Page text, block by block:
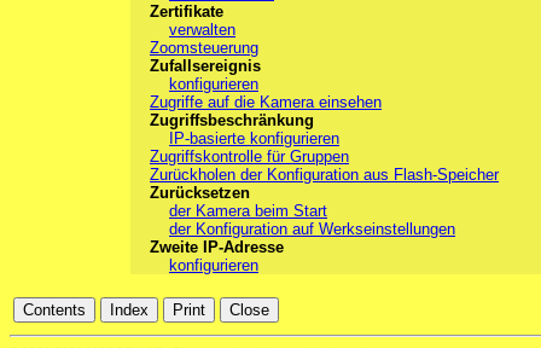
Zertifikate
verwalten
Zoomsteuerung
Zufallsereignis
konfigurieren
Zugriffe auf die Kamera einsehen
Zugriffsbeschränkung
IP-basierte konfigurieren
Zugriffskontrolle für Gruppen
Zurückholen der Konfiguration aus Flash-Speicher
Zurücksetzen
der Kamera beim Start
der Konfiguration auf Werkseinstellungen
Zweite IP-Adresse
konfigurieren